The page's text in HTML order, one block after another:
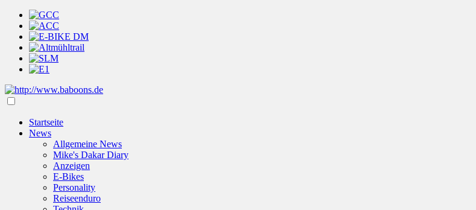
Startseite
News
Allgemeine News
Mike's Dakar Diary
Anzeigen
E-Bikes
Personality
Reiseenduro